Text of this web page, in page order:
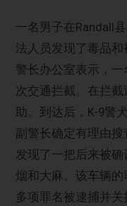
一名男子在Randall
法人员发现了毒品
警长办公室表示，
次交通拦截。在拦
助。到达后，K-9警
副警长确定有理由
发现了一把后来被
烟和大麻。该车辆的
多项罪名被逮捕并